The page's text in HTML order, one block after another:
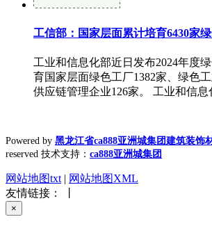
工信部：国家层面累计培育6430家
工业和信息化部近日发布2024年度
育国家层面绿色工厂1382家、绿色
供应链管理企业126家。 工业和信息
Powered by 黑龙江省ca888亚洲城集团建筑装饰
reserved 技术支持： ca888亚洲城集团
网站地图txt | 网站地图XML
友情链接： 丨
×